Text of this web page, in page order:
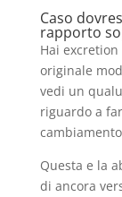
Caso
rapporto
Hai
originale
vedi un
riguardo a
Questa e la
di ancora